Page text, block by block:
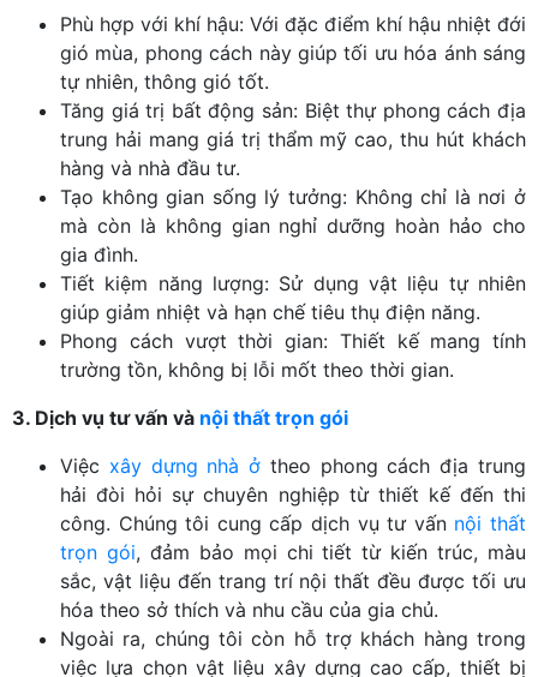
Phù hợp với khí hậu: Với đặc điểm khí hậu nhiệt đới
gió mùa, phong cách này giúp tối ưu hóa ánh sáng
tự nhiên, thông gió tốt.
Tăng giá trị bất động sản: Biệt thự phong cách địa
trung hải mang giá trị thẩm mỹ cao, thu hút khách
hàng và nhà đầu tư.
Tạo không gian sống lý tưởng: Không chỉ là nơi ở
mà còn là không gian nghỉ dưỡng hoàn hảo cho
gia đình.
Tiết kiệm năng lượng: Sử dụng vật liệu tự nhiên
giúp giảm nhiệt và hạn chế tiêu thụ điện năng.
Phong cách vượt thời gian: Thiết kế mang tính
trường tồn, không bị lỗi mốt theo thời gian.
3. Dịch vụ tư vấn và nội thất trọn gói
Việc xây dựng nhà ở theo phong cách địa trung
hải đòi hỏi sự chuyên nghiệp từ thiết kế đến thi
công. Chúng tôi cung cấp dịch vụ tư vấn nội thất
trọn gói, đảm bảo mọi chi tiết từ kiến trúc, màu
sắc, vật liệu đến trang trí nội thất đều được tối ưu
hóa theo sở thích và nhu cầu của gia chủ.
Ngoài ra, chúng tôi còn hỗ trợ khách hàng trong
việc lựa chọn vật liệu xây dựng cao cấp, thiết bị